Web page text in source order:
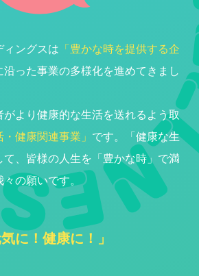
ィングスは 「豊かな時を提供する企
沿った事業の多様化を進めてきまし
がより健康的な生活を送れるよう取
・健康関連事業」 です。「健康な生
、皆様の人生を「豊かな時」で満
の願いです。
に！健康に！」